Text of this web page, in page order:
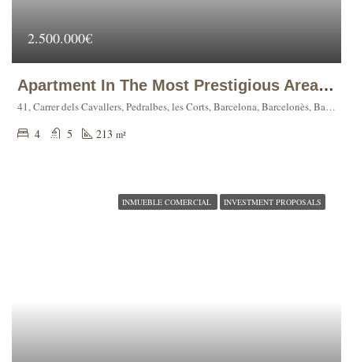
2.500.000€
Apartment In The Most Prestigious Area Of Barcelona – Pedralbes.
41, Carrer dels Cavallers, Pedralbes, les Corts, Barcelona, Barcelonès, Barcelona, Catalonia, 08034, Spain
4 5 213 m²
INMUEBLE COMERCIAL INVESTMENT PROPOSALS